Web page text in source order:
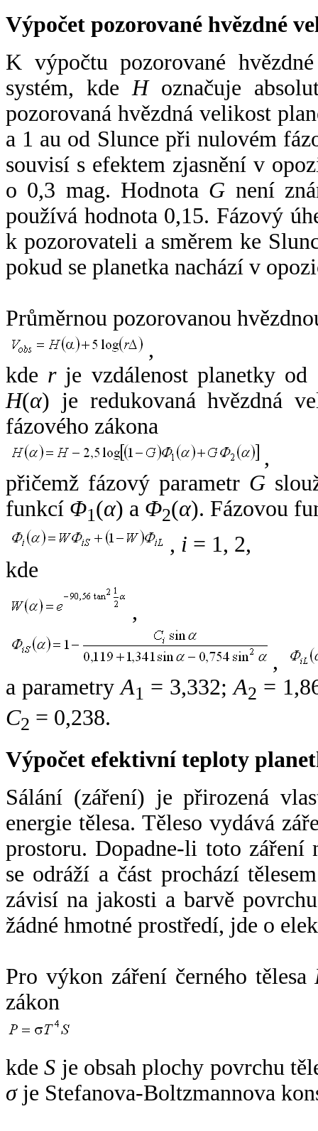
Výpočet pozorované hvězdné
K výpočtu pozorované
systém, kde Hoznačuje
pozorovaná hvězdná velikost
a 1 au od Slunce při nulovém
souvisí s efektem zjasnění v
o 0,3 mag. Hodnota G není
používá hodnota 0,15. Fázový
k pozorovateli a směrem ke
pokud se planetka nachází v
Průměrnou pozorovanou
,
kde rje vzdálenost planetky od
H(α) je redukovaná hvězdná
fázového zákona
,
přičemž fázový parametr G
funkcí Φ1(α) a Φ2(α). Fázovou
, i = 1, 2,
kde
,
,
a parametryA1 = 3,332;A2 =
C2 = 0,238.
Výpočet efektivní teploty
Sálání (záření) je přirozená
energie tělesa. Těleso vydává
prostoru. Dopadne-li toto záření
se odráží a část prochází
závisí na jakosti a barvě
žádné hmotné prostředí, jde o
Pro výkon záření černého tělesa
zákon
kdeS je obsah plochy povrchu
σje Stefanova-Boltzmannova